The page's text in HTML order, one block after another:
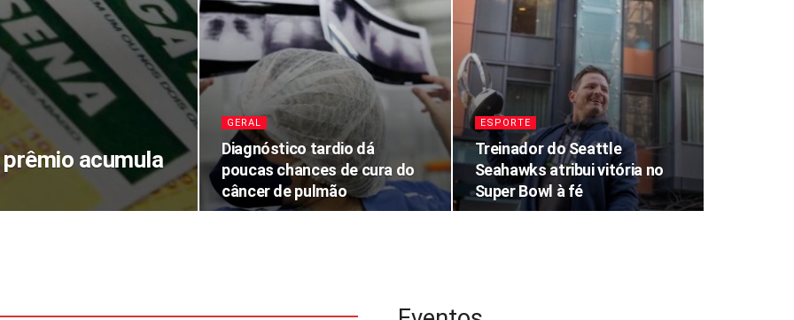
acumula
GERAL
Diagnóstico tardio dá
poucas chances de cura do
câncer de pulmão
ESPORTE
Treinador do Seattle
Seahawks atribui vitória no
Super Bowl à fé